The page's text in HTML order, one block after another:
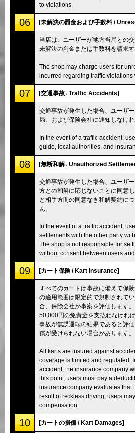
to violations.
06 [未解決の罰金および手数料 /
当店は、ユーザーが地方当局との
未解決の罰金または手数料を請求す
The shop may charge users for
incurred regarding traffic violations
07 [交通事故 / Traffic Accidents]
交通事故が発生した場合、ユーザ
局、および保険会社に通知しなけれ
In the event of a traffic accident,
guide, local authorities, and
08 [無断和解 / Unauthorized
交通事故が発生した場合、ユーザ
方との和解に応じないことに同意
と相手方間の同意なき和解契約に
ん。
In the event of a traffic accident,
settlements with the other party
The shop is not responsible for
without consent between users and
09 [カート保険 / Kart Insurance]
すべてのカートは事故に備えて保
の適用範囲は限定的で規制されて
合、保険会社が事案を評価します
50,000円の免責金を支払わなけれ
事故が無謀運転の結果であると評
償が受けられない場合があります。
All karts are insured against
coverage is limited and regulated.
accident, the insurance company
this point, users must pay a
insurance company evaluates that
result of reckless driving, users
compensation.
10 [カートの損傷 / Kart Damages]